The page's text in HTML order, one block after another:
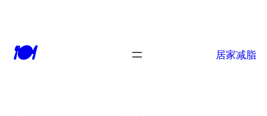
🍽 居家减脂